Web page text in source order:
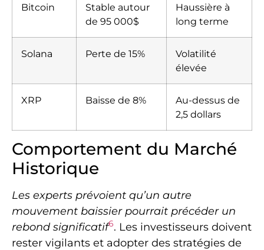
Bitcoin
Stable autour
de 95 000$
Haussière à
long terme
Solana Perte de 15%
Volatilité
élevée
XRP Baisse de 8%
Au-dessus de
2,5 dollars
Comportement du Marché
Historique
Les experts prévoient qu’un autre
mouvement baissier pourrait précéder un
rebond significatif6. Les investisseurs doivent
rester vigilants et adopter des stratégies de